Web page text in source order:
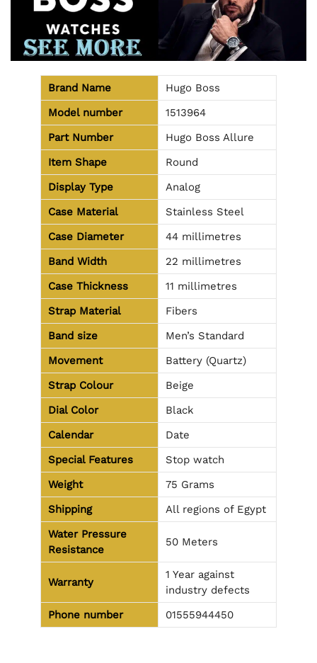
Brand Name
Hugo Boss
Model number
1513964
Part Number
Hugo Boss Allure
Item Shape
Round
Display Type
Analog
Case Material
Stainless Steel
Case Diameter
44 millimetres
Band Width
22 millimetres
Case Thickness
11 millimetres
Strap Material
Fibers
Band size
Men’s Standard
Movement
Battery (Quartz)
Strap Colour
Beige
Dial Color
Black
Calendar
Date
Special Features
Stop watch
Weight
75 Grams
Shipping
All regions of Egypt
Water Pressure
Resistance
50 Meters
Warranty
1 Year against
industry defects
Phone number
01555944450